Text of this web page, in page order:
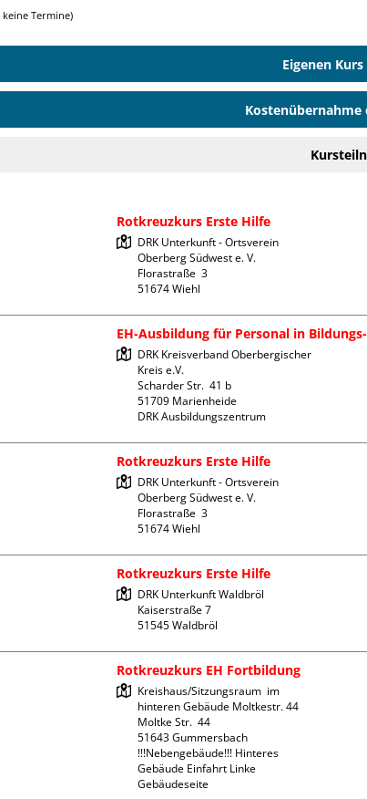
Termine)
Eigenen
Kostenübernahme
Rotkreuzkurs Erste Hilfe
DRK Unterkunft - Ortsverein
Oberberg Südwest e. V.
Florastraße  3
EH-Ausbildung für Personal in
DRK Kreisverband Oberbergischer
Kreis e.V.
Scharder Str.  41 b
51709 Marienheide
DRK Ausbildungszentrum
Rotkreuzkurs Erste Hilfe
DRK Unterkunft - Ortsverein
Oberberg Südwest e. V.
Florastraße  3
Rotkreuzkurs Erste Hilfe
DRK Unterkunft Waldbröl
Kaiserstraße 7
Rotkreuzkurs EH Fortbildung
Kreishaus/Sitzungsraum  im
hinteren Gebäude Moltkestr. 44
Moltke Str.  44
51643 Gummersbach
!!!Nebengebäude!!! Hinteres
Gebäude Einfahrt Linke
Gebäudeseite